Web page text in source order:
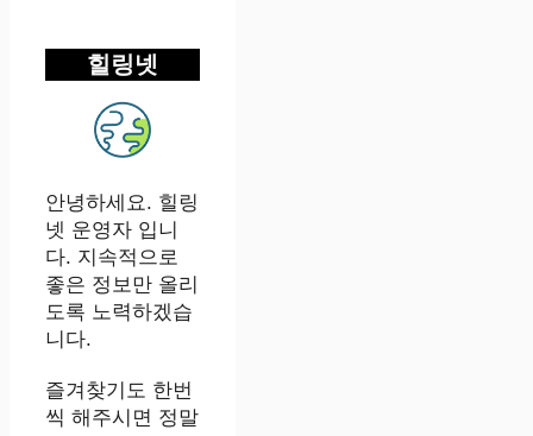
힐링넷
안녕하세요. 힐링
넷 운영자 입니
다. 지속적으로
좋은 정보만 올리
도록 노력하겠습
니다.
즐겨찾기도 한번
씩 해주시면 정말